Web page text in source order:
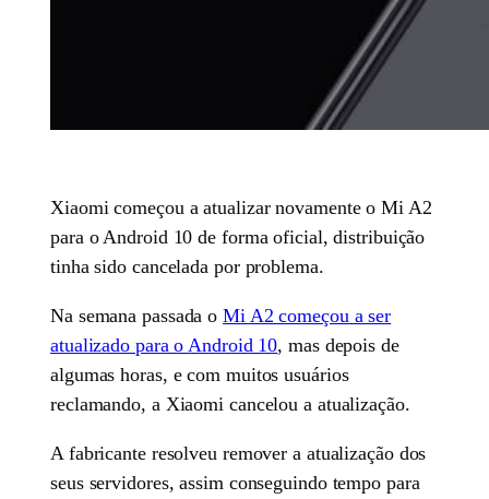
Xiaomi começou a atualizar novamente o Mi A2
para o Android 10 de forma oficial, distribuição
tinha sido cancelada por problema.
Na semana passada oMi A2 começou a ser
atualizado para o Android 10, mas depois de
algumas horas, e com muitos usuários
reclamando, a Xiaomi cancelou a atualização.
A fabricante resolveu remover a atualização dos
seus servidores, assim conseguindo tempo para